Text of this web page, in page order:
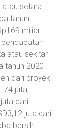
atau setara
tahun
miliar.
atau sekitar
tahun 2020
dari proyek
juta,
dari
juta dari
bersih